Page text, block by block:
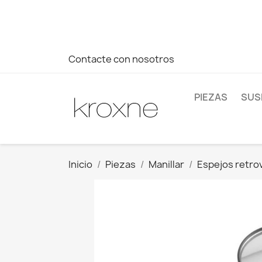
Contacte con nosotros
PIEZAS
Inicio Piezas Manillar Espejos